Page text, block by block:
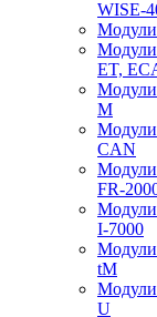
WISE-
Модули
Модули
ET,
Модули
M
Модули
CAN
Модули
FR-
Модули
I-7000
Модули
tM
Модули
U